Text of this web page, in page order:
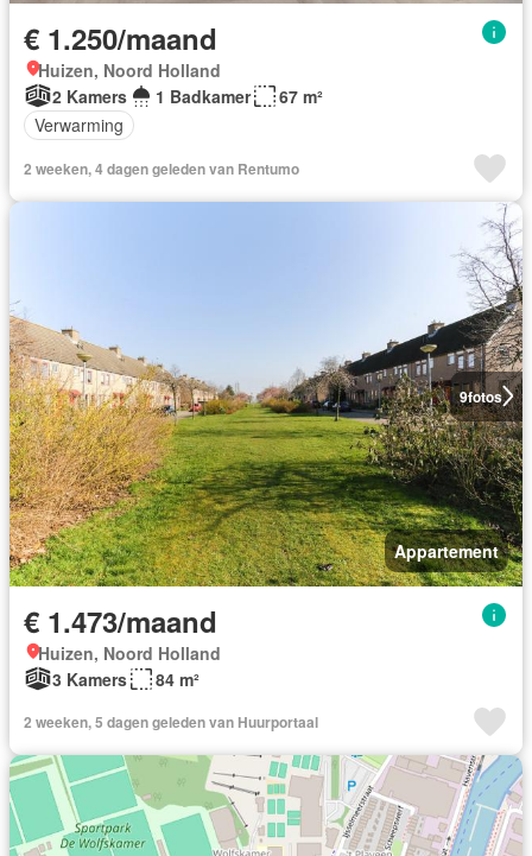
€ 1.250/maand
Huizen, Noord Holland
2 Kamers
1 Badkamer
67 m²
Verwarming
2 weeken, 4 dagen geleden van Rentumo
9fotos
Appartement
€ 1.473/maand
Huizen, Noord Holland
3 Kamers
84 m²
2 weeken, 5 dagen geleden van Huurportaal